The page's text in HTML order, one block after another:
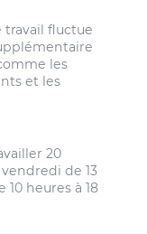
travail fluctue
les
et les
20
de 13
10 heures à 18